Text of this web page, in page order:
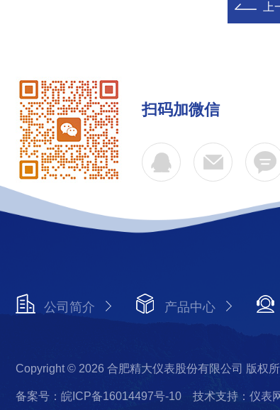
上
扫码加微信
公司简介 产品中心
Copyright © 2026 合肥精大仪表股份有限公司 版权
备案号：皖ICP备16014497号-10 技术支持：仪表